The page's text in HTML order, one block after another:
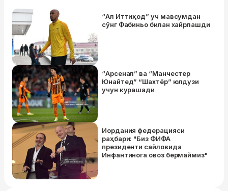
“Ал Иттиҳод” уч мавсумдан
сўнг Фабиньо билан хайрлашди
“Арсенал” ва “Манчестер
Юнайтед” “Шахтёр” юлдузи
учун курашади
Иордания федерацияси
раҳбари: "Биз ФИФА
президенти сайловида
Инфантинога овоз бермаймиз"